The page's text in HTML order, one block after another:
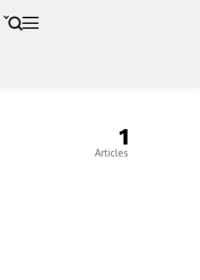
1
Articles